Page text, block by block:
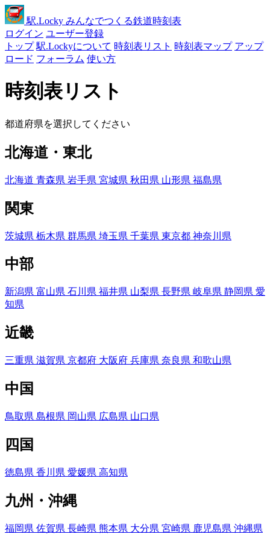
駅.Locky みんなでつくる鉄道時刻表
ログイン ユーザー登録
トップ 駅.Lockyについて 時刻表リスト 時刻表マップ アップ
ロード フォーラム 使い方
時刻表リスト
都道府県を選択してください
北海道・東北
北海道 青森県 岩手県 宮城県 秋田県 山形県 福島県
関東
茨城県 栃木県 群馬県 埼玉県 千葉県 東京都 神奈川県
中部
新潟県 富山県 石川県 福井県 山梨県 長野県 岐阜県 静岡県 愛
知県
近畿
三重県 滋賀県 京都府 大阪府 兵庫県 奈良県 和歌山県
中国
鳥取県 島根県 岡山県 広島県 山口県
四国
徳島県 香川県 愛媛県 高知県
九州・沖縄
福岡県 佐賀県 長崎県 熊本県 大分県 宮崎県 鹿児島県 沖縄県